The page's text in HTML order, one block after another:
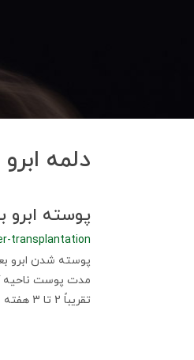
دلمه
پوسته
transplantation
مدت پوست ناحیه
تقریباً 2 تا 3 هفته بعد از کاشت و تا زمان کامل روند ترمیم، ادامه داره.